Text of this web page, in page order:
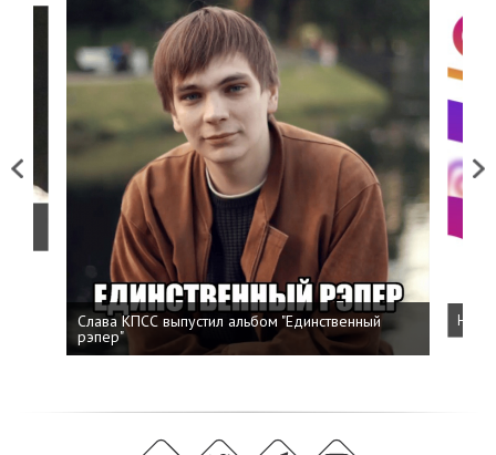
Previous
Слава КПСС выпустил альбом "Единственный
рэпер"
Next